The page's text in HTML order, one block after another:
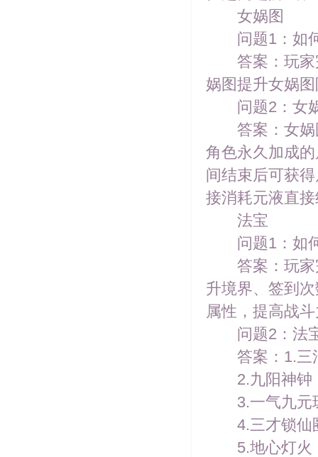
女娲图
问题1：如何
答案：玩家完
娲图提升女娲
问题2：女娲
答案：女娲
角色永久加成
间结束后可获
接消耗元液直
法宝
问题1：如何
答案：玩家完
升境界、签到
属性，提高战
问题2：法宝
答案：1.三
2.九阳神钟：
3.一气九元珠
4.三才锁仙
5.地心灯火：